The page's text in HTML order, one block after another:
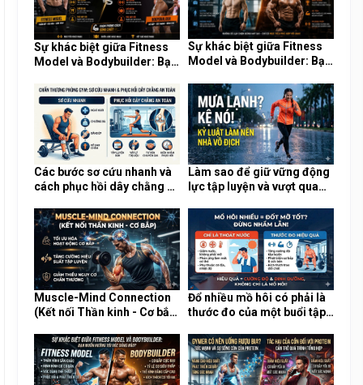
Sự khác biệt giữa Fitness
Model và Bodybuilder: Bạn
nào?
Sự khác biệt giữa Fitness
Model và Bodybuilder: Bạn
nào?
Các bước sơ cứu nhanh và
cách phục hồi dây chằng an
phòng Gym
Làm sao để giữ vững động
lực tập luyện và vượt qua
ngày mưa lạnh?
Muscle-Mind Connection
(Kết nối Thần kinh - Cơ bắp)
quan trọng?
Đổ nhiều mồ hôi có phải là
thước đo của một buổi tập
mỡ?